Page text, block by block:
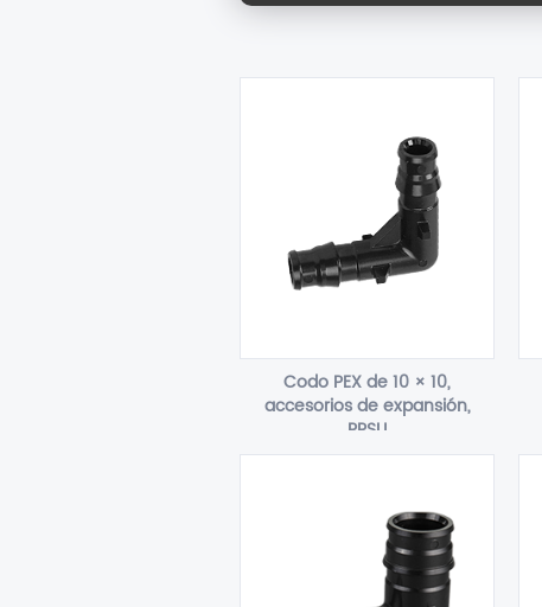
Codo PEX de 10 × 10,
accesorios de expansión,
PPSU